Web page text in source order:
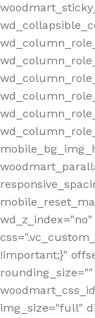
wd_z_index="no"
!important;}"
img_size="full"